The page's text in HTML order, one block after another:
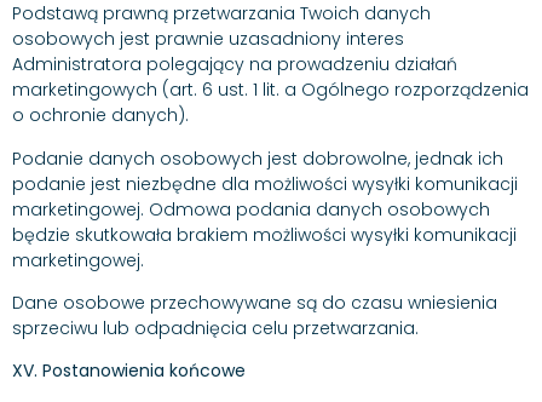
Podstawą prawną przetwarzania Twoich danych
osobowych jest prawnie uzasadniony interes
Administratora polegający na prowadzeniu działań
marketingowych (art. 6 ust. 1 lit. a Ogólnego rozporządzenia
o ochronie danych).
Podanie danych osobowych jest dobrowolne, jednak ich
podanie jest niezbędne dla możliwości wysyłki komunikacji
marketingowej. Odmowa podania danych osobowych
będzie skutkowała brakiem możliwości wysyłki komunikacji
marketingowej.
Dane osobowe przechowywane są do czasu wniesienia
sprzeciwu lub odpadnięcia celu przetwarzania.
XV. Postanowienia końcowe